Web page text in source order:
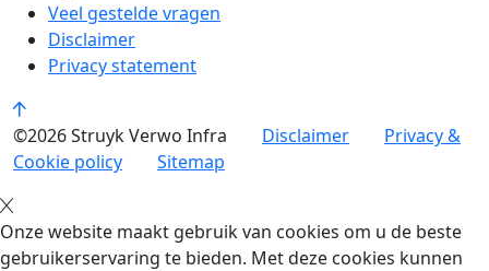
Veel gestelde vragen
Disclaimer
Privacy statement
©2026 Struyk Verwo Infra Disclaimer
Privacy &
Cookie policy
Sitemap
Onze website maakt gebruik van cookies om u de beste
gebruikerservaring te bieden. Met deze cookies kunnen